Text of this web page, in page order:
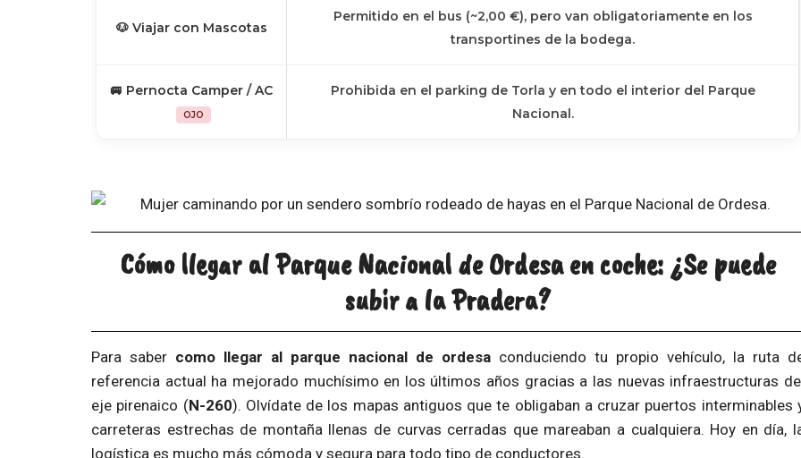
🐶 Viajar con Mascotas
Permitido en el bus (~2,00 €), pero van obligatoriamente en los
transportines de la bodega.
🚐 Pernocta Camper / AC
OJO
Prohibida en el parking de Torla y en todo el interior del Parque
Nacional.
Cómo llegar al Parque Nacional de Ordesa en coche: ¿Se puede
subir a la Pradera?
Para saber como llegar al parque nacional de ordesa conduciendo tu propio vehículo, la ruta
referencia actual ha mejorado muchísimo en los últimos años gracias a las nuevas infraestructuras
eje pirenaico (N-260). Olvídate de los mapas antiguos que te obligaban a cruzar puertos interminables
carreteras estrechas de montaña llenas de curvas cerradas que mareaban a cualquiera. Hoy en día,
logística es mucho más cómoda y segura para todo tipo de conductores.